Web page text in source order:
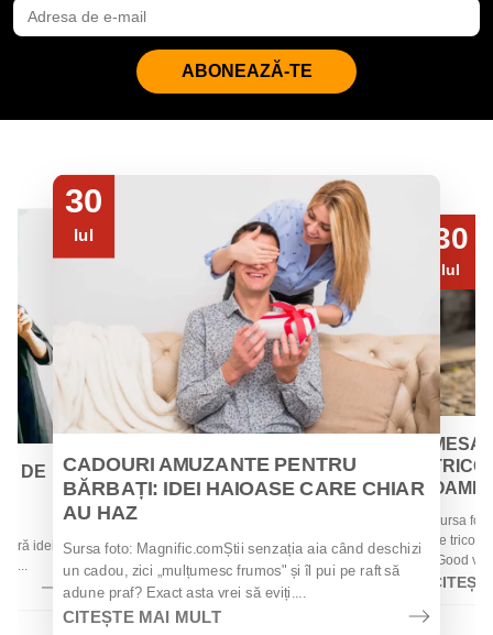
ABONEAZĂ-TE
DE
idei
30
Iul
CADOURI AMUZANTE PENTRU
BĂRBAȚI: IDEI HAIOASE CARE CHIAR
AU HAZ
Sursa foto: Magnific.comȘtii senzația aia când deschizi
un cadou, zici „mulțumesc frumos" și îl pui pe raft să
adune praf? Exact asta vrei să eviți....
CITEȘTE MAI MULT
30
Iul
Sursa
de
„Good